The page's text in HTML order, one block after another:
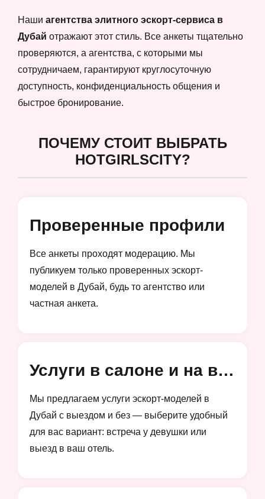
Наши агентства элитного эскорт-сервиса в
Дубай отражают этот стиль. Все анкеты тщательно
проверяются, а агентства, с которыми мы
сотрудничаем, гарантируют круглосуточную
доступность, конфиденциальность общения и
быстрое бронирование.
ПОЧЕМУ СТОИТ ВЫБРАТЬ
HOTGIRLSCITY?
Проверенные профили
Все анкеты проходят модерацию. Мы
публикуем только проверенных эскорт-
моделей в Дубай, будь то агентство или
частная анкета.
Услуги в салоне и на выезд
Мы предлагаем услуги эскорт-моделей в
Дубай с выездом и без — выберите удобный
для вас вариант: встреча у девушки или
выезд в ваш отель.